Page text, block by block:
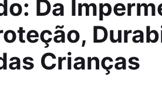
Da
Crianças